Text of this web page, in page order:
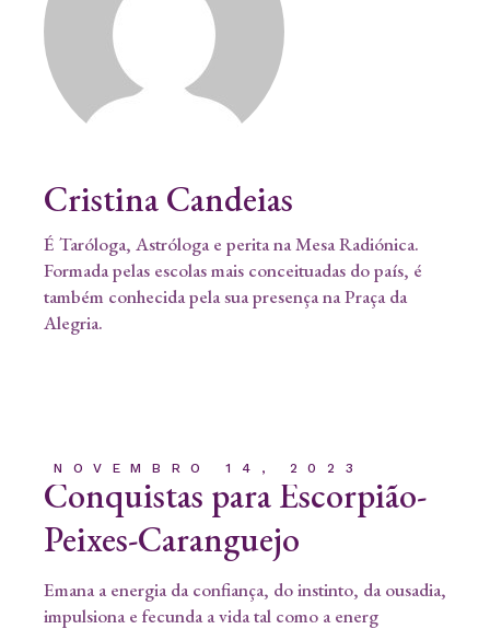
Cristina Candeias
É Taróloga, Astróloga e perita na Mesa Radiónica.
Formada pelas escolas mais conceituadas do país, é
também conhecida pela sua presença na Praça da
Alegria.
NOVEMBRO 14, 2023
Conquistas para Escorpião-
Peixes-Caranguejo
Emana a energia da confiança, do instinto, da ousadia,
impulsiona e fecunda a vida tal como a energ